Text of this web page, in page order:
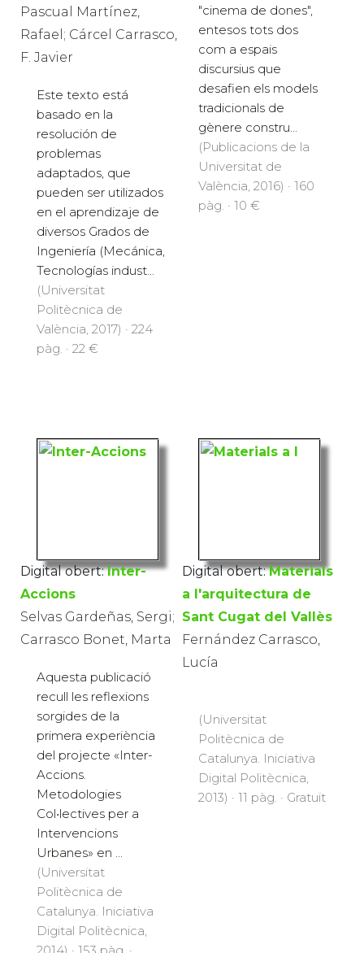
Pascual Martínez,
Rafael; Cárcel Carrasco,
F. Javier
Este texto está
basado en la
resolución de
problemas
adaptados, que
pueden ser utilizados
en el aprendizaje de
diversos Grados de
Ingeniería (Mecánica,
Tecnologías indust...
(Universitat
Politècnica de
València, 2017) · 224
pàg. · 22 €
"cinema de dones",
entesos tots dos
com a espais
discursius que
desafien els models
tradicionals de
gènere constru...
(Publicacions de la
Universitat de
València, 2016) · 160
pàg. · 10 €
Digital obert: Inter-
Accions
Selvas Gardeñas, Sergi;
Carrasco Bonet, Marta
Aquesta publicació
recull les reflexions
sorgides de la
primera experiència
del projecte «Inter-
Accions.
Metodologies
Col•lectives per a
Intervencions
Urbanes» en ...
(Universitat
Politècnica de
Catalunya. Iniciativa
Digital Politècnica,
Digital obert: Materials
a l'arquitectura de
Sant Cugat del Vallès
Fernández Carrasco,
Lucía
(Universitat
Politècnica de
Catalunya. Iniciativa
Digital Politècnica,
2013) · 11 pàg. · Gratuït